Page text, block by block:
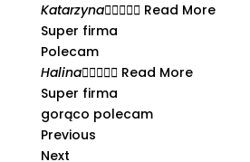
Katarzyna Read More
Super firma
Polecam
Halina Read More
Super firma
gorąco polecam
Previous
Next